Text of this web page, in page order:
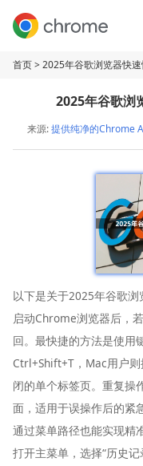
首页> 2025年谷歌浏览器快
2025年谷歌浏
来源:提供纯净的Chrome
以下是关于2025年谷歌浏
启动Chrome浏览器后，
回。最快捷的方法是使用
Ctrl+Shift+T，Mac用户
闭的单个标签页。重复操
面，适用于误操作后的紧
通过菜单路径也能实现精
打开主菜单，选择“历史